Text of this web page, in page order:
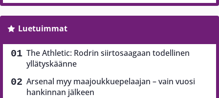
Luetuimmat
The Athletic: Rodrin siirtosaagaan todellinen
yllätyskäänne
Arsenal myy maajoukkuepelaajan – vain vuosi
hankinnan jälkeen